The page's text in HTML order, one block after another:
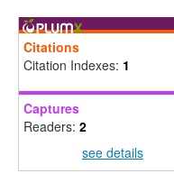
Citations
Citation Indexes: 1
Captures
Readers: 2
see details